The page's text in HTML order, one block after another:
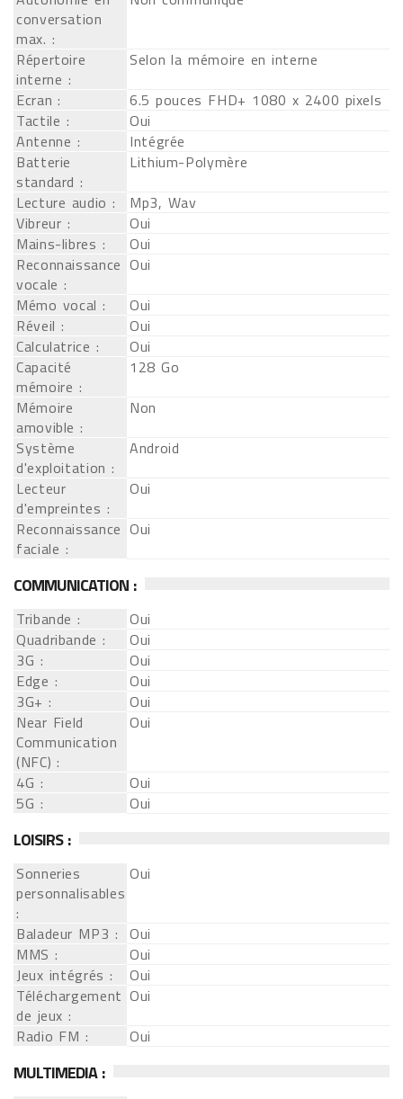
conversation
max. :
Répertoire
interne :
Selon la mémoire en interne
Ecran :
6.5 pouces FHD+ 1080 x 2400 pixels
Tactile :
Oui
Antenne :
Intégrée
Batterie
standard :
Lithium-Polymère
Lecture audio :
Mp3, Wav
Vibreur :
Oui
Mains-libres :
Oui
Reconnaissance
vocale :
Oui
Mémo vocal :
Oui
Réveil :
Oui
Calculatrice :
Oui
Capacité
mémoire :
128 Go
Mémoire
amovible :
Non
Système
d'exploitation :
Android
Lecteur
d'empreintes :
Oui
Reconnaissance
faciale :
Oui
COMMUNICATION :
Tribande :
Oui
Quadribande :
Oui
3G :
Oui
Edge :
Oui
3G+ :
Oui
Near Field
Communication
(NFC) :
Oui
4G :
Oui
5G :
Oui
LOISIRS :
Sonneries
personnalisables
:
Oui
Baladeur MP3 : Oui
MMS :
Oui
Jeux intégrés :
Oui
Téléchargement
de jeux :
Oui
Radio FM :
Oui
MULTIMEDIA :